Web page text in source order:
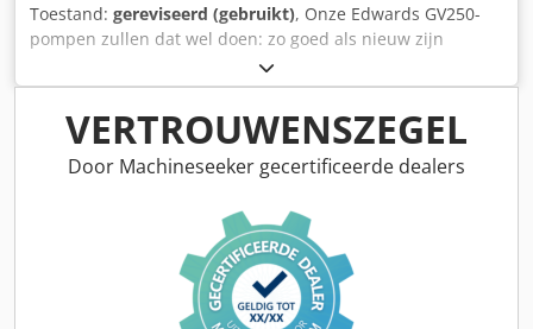
Toestand: gereviseerd (gebruikt), Onze Edwards GV250-
pompen zullen dat wel doen: zo goed als nieuw zijn
worden gecontroleerd na de specificaties van de fabrikant,
bijvoorbeeld de toleranties. worden voorzien van nieuwe
slijtdelen op korte termijn beschikbaar zijn inclusief één
jaar garantie Chsdpfsfq Rgiox Abhja
VERTROUWENSZEGEL
Door Machineseeker gecertificeerde dealers